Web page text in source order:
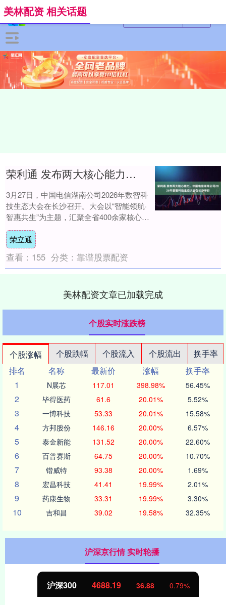
美林配资 相关话题
荣利通 发布两大核心能力，中国电信湖南公司2026年数智科技生态大会在长沙举行
3月27日，中国电信湖南公司2026年数智科
技生态大会在长沙召开。大会以“智能领航·
智惠共生”为主题，汇聚全省400余家核心生
态合作伙伴齐聚一堂，共探数智化转型....
荣立通
查看： 155 分类： 靠谱股票配资
美林配资文章已加载完成
个股实时涨跌榜
个股涨幅 个股跌幅 个股流入 个股流出
换手率
排名
名称 最新价 涨幅
换手率
1
N展芯 117.01 398.98% 56.45%
2 毕得医药 61.6 20.01% 5.52%
3 一博科技 53.33 20.01% 15.58%
4 方邦股份 146.16 20.00% 6.57%
5 泰金新能 131.52 20.00% 22.60%
6 百普赛斯 64.75 20.00% 10.70%
7 锴威特 93.38 20.00% 1.69%
8 宏昌科技 41.41 19.99% 2.01%
9 药康生物 33.31 19.99% 3.30%
10 吉和昌 39.02 19.58% 32.35%
沪深京行情 实时轮播
沪深300 4688.19 36.88 0.79%